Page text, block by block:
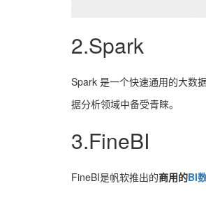
2.Spark
Spark 是一个快速通用的大数
据分析领域中备受青睐。
3.FineBI
FineBI是帆软推出的商用的BI